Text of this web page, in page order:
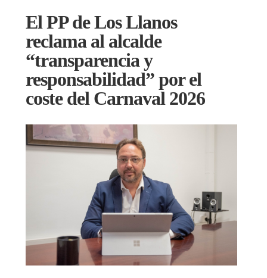
El PP de Los Llanos
reclama al alcalde
“transparencia y
responsabilidad” por el
coste del Carnaval 2026